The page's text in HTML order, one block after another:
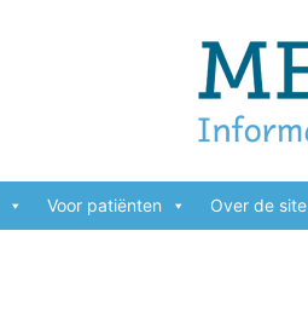
Voor patiënten Over de site